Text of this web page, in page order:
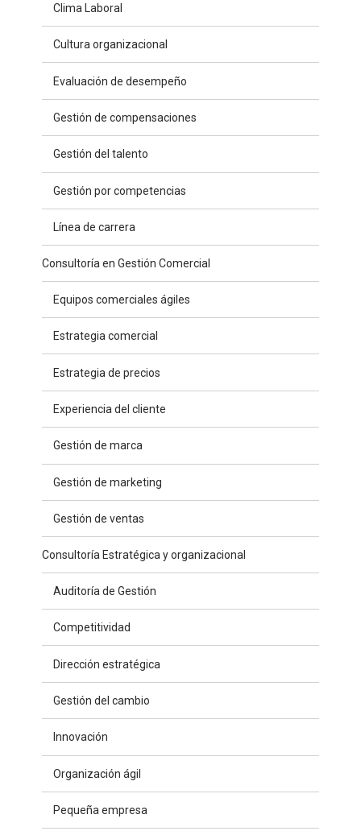
Clima Laboral
Cultura organizacional
Evaluación de desempeño
Gestión de compensaciones
Gestión del talento
Gestión por competencias
Línea de carrera
Consultoría en Gestión Comercial
Equipos comerciales ágiles
Estrategia comercial
Estrategia de precios
Experiencia del cliente
Gestión de marca
Gestión de marketing
Gestión de ventas
Consultoría Estratégica y organizacional
Auditoría de Gestión
Competitividad
Dirección estratégica
Gestión del cambio
Innovación
Organización ágil
Pequeña empresa